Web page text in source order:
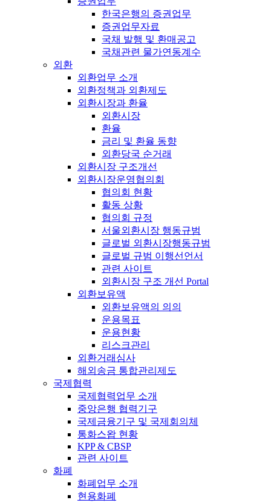
한국은행의 증권업무
증권업무자료
국채 발행 및 환매공고
국채관련 물가연동계수
외환
외환업무 소개
외환정책과 외환제도
외환시장과 환율
외환시장
환율
금리 및 환율 동향
외환당국 순거래
외환시장 구조개선
외환시장운영협의회
협의회 현황
활동 상황
협의회 규정
서울외환시장 행동규범
글로벌 외환시장행동규범
글로벌 규범 이행선언서
관련 사이트
외환시장 구조 개선 Portal
외환보유액
외환보유액의 의의
운용목표
운용현황
리스크관리
외환거래심사
해외송금 통합관리제도
국제협력
국제협력업무 소개
중앙은행 협력기구
국제금융기구 및 국제회의체
통화스왑 현황
KPP & CBSP
관련 사이트
화폐
화폐업무 소개
현용화폐